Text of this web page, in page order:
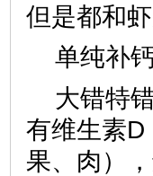
但是都和
单纯补
大错特
有维生素D
果、肉）